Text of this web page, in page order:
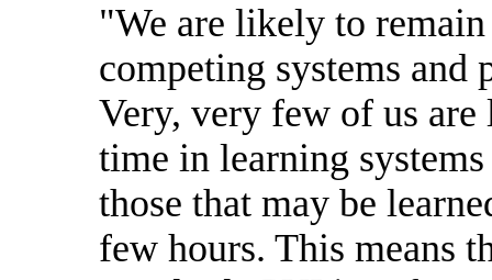
"We are likely to
competing systems and
Very, very few of us
time in learning
those that may be
few hours. This means